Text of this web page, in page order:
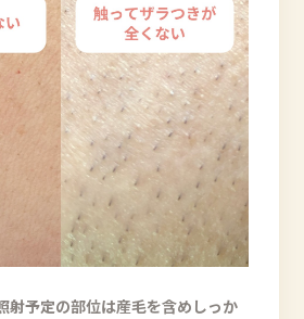
射予定の部位は産毛を含めしっか